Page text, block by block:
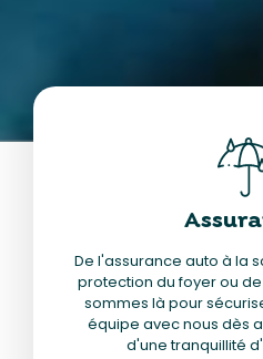
De l'assurance auto à la
protection du foyer ou
sommes là pour
équipe avec nous dès
d'une tranquillité